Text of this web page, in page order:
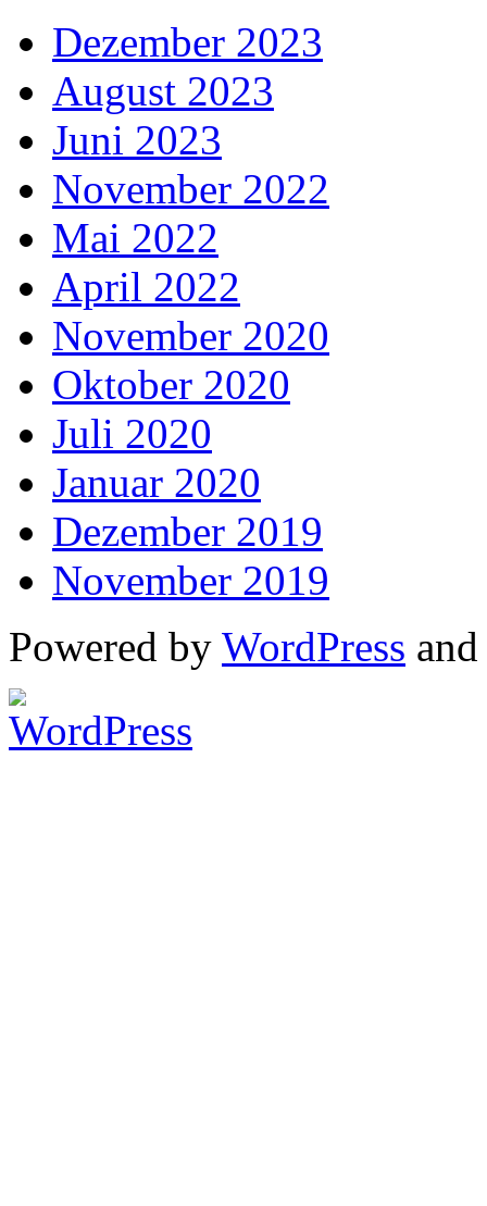
Dezember 2023
August 2023
Juni 2023
November 2022
Mai 2022
April 2022
November 2020
Oktober 2020
Juli 2020
Januar 2020
Dezember 2019
November 2019
Powered by WordPress